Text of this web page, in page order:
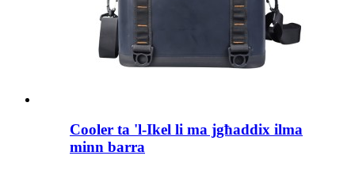
Cooler ta 'l-Ikel li ma jgħaddix ilma
minn barra